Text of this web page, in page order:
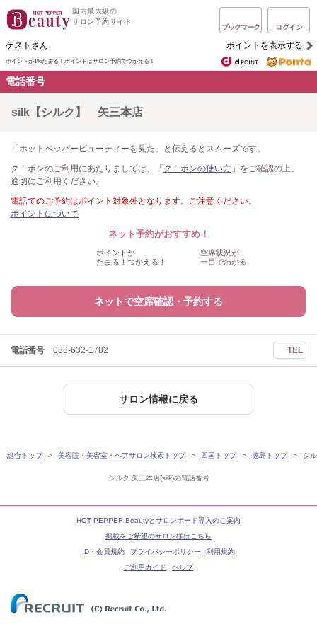
国内最大級の
サロン予約サイト
ブックマーク ログイン
ゲストさん ポイントを表示する
ポイントが1%たまる！ ポイントはサロン予約でつかえる！
電話番号
シルク 矢三本店(silk)の電話番号
silk【シルク】 矢三本店
「ホットペッパービューティーを見た」と伝えるとスムーズです。
クーポンのご利用にあたりましては、「 クーポンの使い方 」をご確認の上、
適切にご利用ください。
電話でのご予約はポイント対象外となります。ご注意ください。
ポイントについて
ネット予約がおすすめ！
ポイントが
たまる！つかえる！
空席状況が
一目でわかる
ネットで空席確認・予約する
電話番号 088-632-1782 TEL
サロン情報に戻る
総合トップ 美容院・美容室・ヘアサロン検索トップ 四国トップ 徳島トップ シ
HOT PEPPER Beautyとサロンボード導入のご案内
掲載をご希望のサロン様はこちら
ID・会員規約
プライバシーポリシー
利用規約
ご利用ガイド
ヘルプ